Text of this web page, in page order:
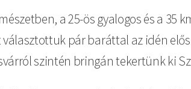
a 25-ös gyalogos és a 35
pár baráttal az idén
szintén bringán tekertünk ki